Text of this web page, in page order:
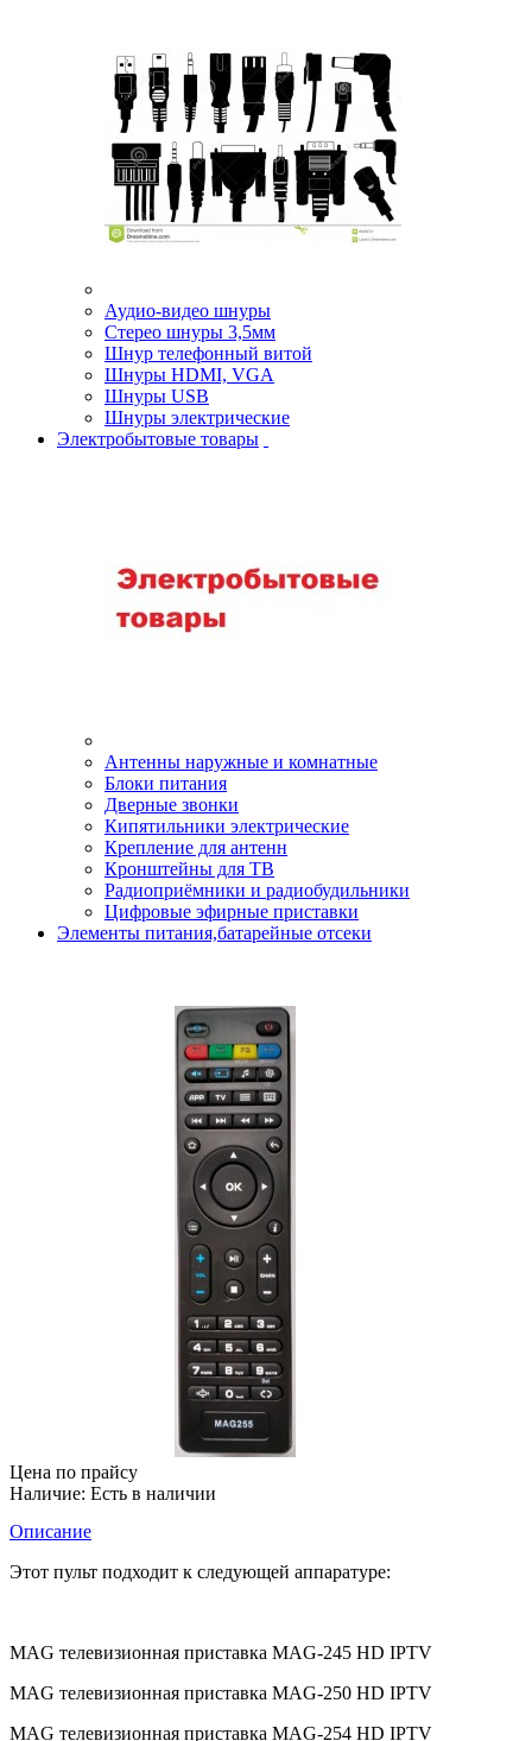
Аудио-видео шнуры
Стерео шнуры 3,5мм
Шнур телефонный витой
Шнуры HDMI, VGA
Шнуры USB
Шнуры электрические
Электробытовые товары
Антенны наружные и комнатные
Блоки питания
Дверные звонки
Кипятильники электрические
Крепление для антенн
Кронштейны для ТВ
Радиоприёмники и радиобудильники
Цифровые эфирные приставки
Элементы питания,батарейные отсеки
Цена по прайсу
Наличие: Есть в наличии
Описание
Этот пульт подходит к следующей аппаратуре:
MAG телевизионная приставка MAG-245 HD IPTV
MAG телевизионная приставка MAG-250 HD IPTV
MAG телевизионная приставка MAG-254 HD IPTV